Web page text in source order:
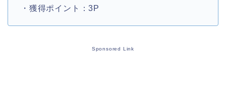
・獲得ポイント：3P
Sponsored Link